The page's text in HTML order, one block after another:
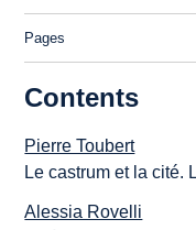
Pages
Contents
Pierre Toubert
Lecastrum et la cité.
Alessia Rovelli